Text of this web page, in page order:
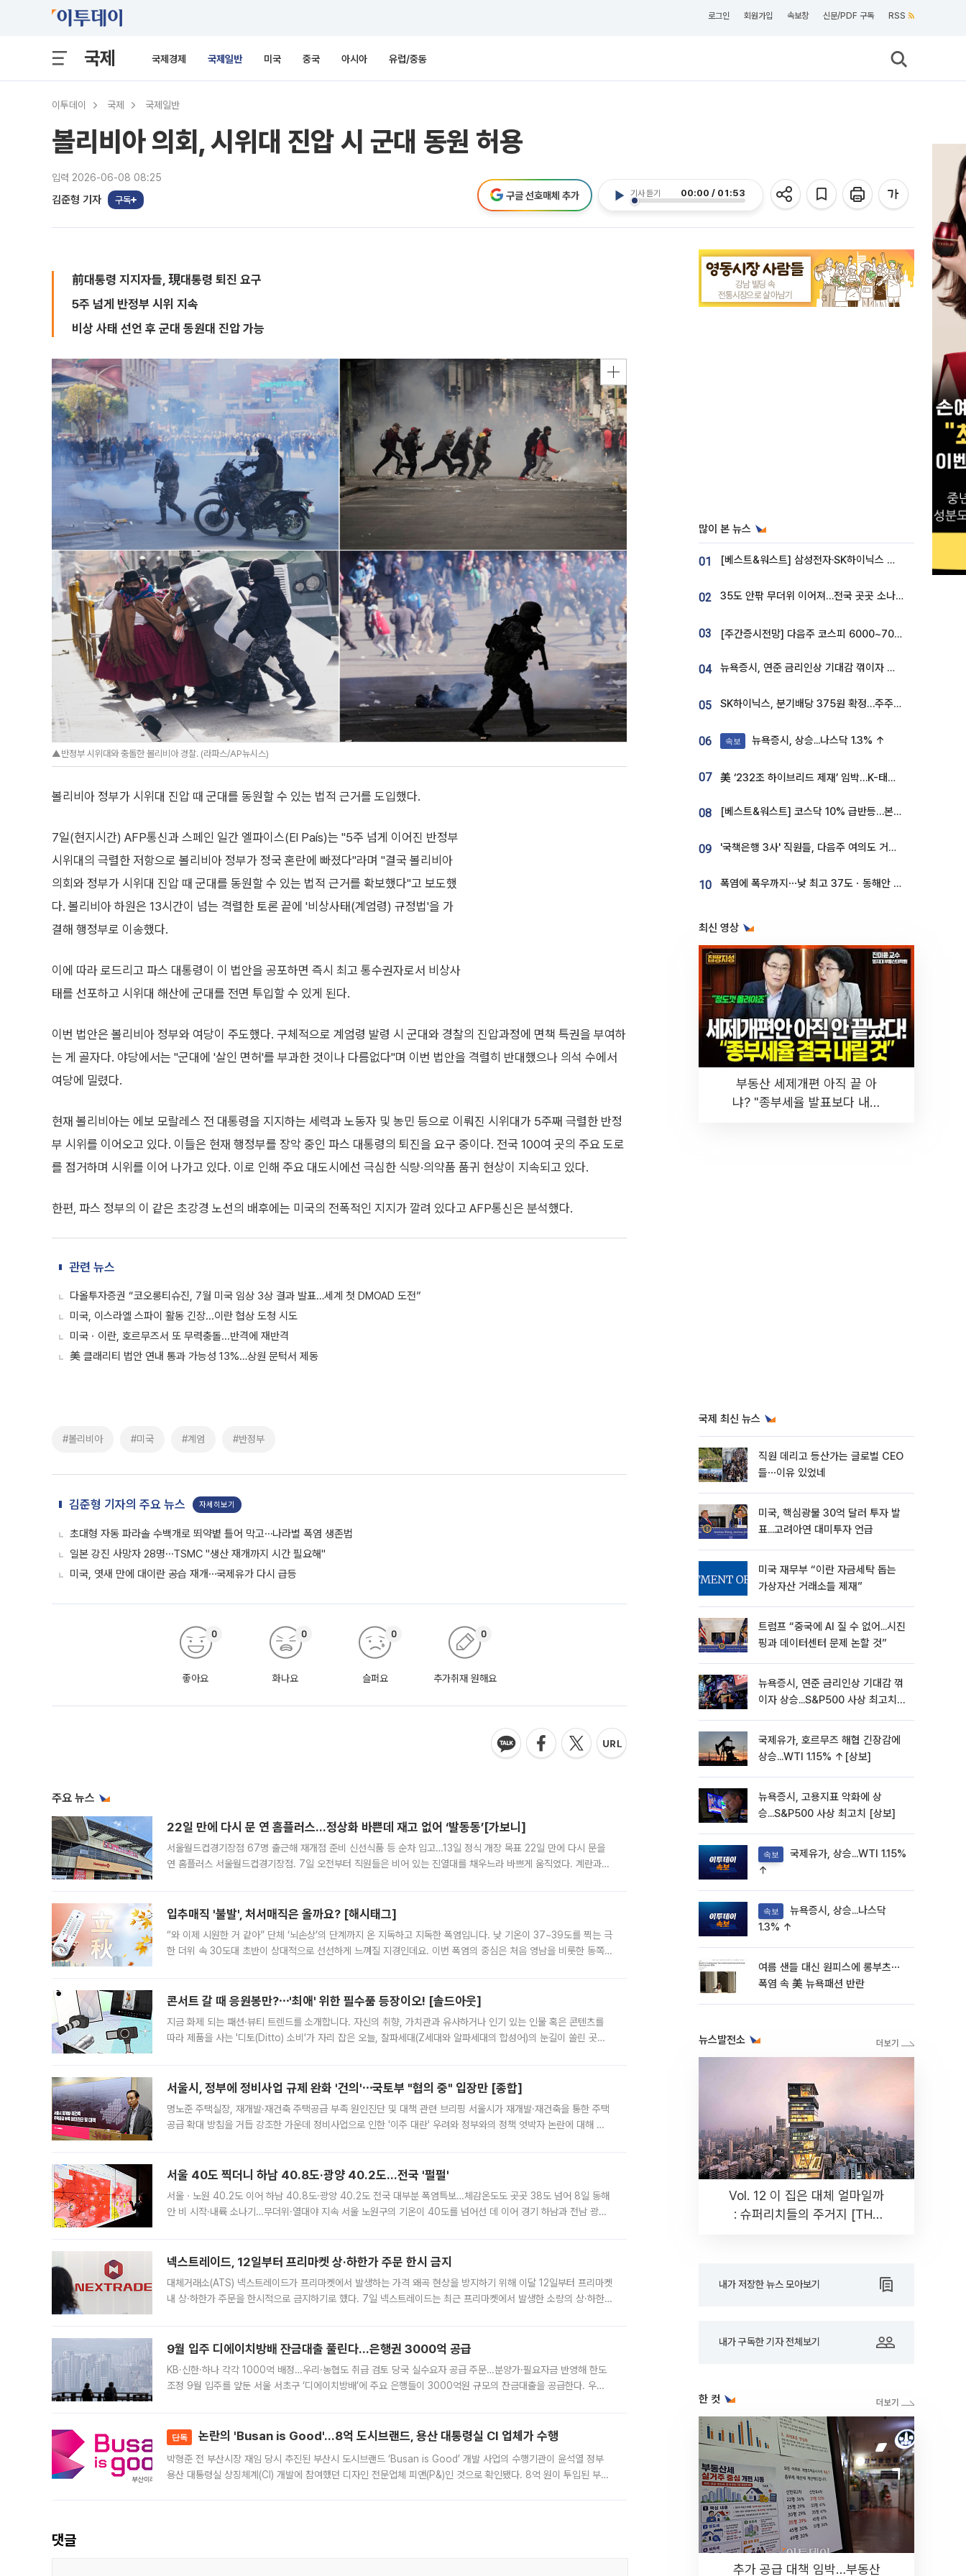
로그인 회원가입 속보창 신문/PDF 구독 RSS
국제 국제경제 국제일반 미국 중국 아시아 유럽/중동
이투데이 국제 국제일반
볼리비아 의회, 시위대 진압 시 군대 동원 허용
입력 2026-06-08 08:25
김준형 기자 구독
기사 듣기 00:00 / 01:53
구글 선호매체 추가
前대통령 지지자들, 現대통령 퇴진 요구
5주 넘게 반정부 시위 지속
비상 사태 선언 후 군대 동원대 진압 가능
▲반정부 시위대와 충돌한 볼리비아 경찰. (라파스/AP뉴시스)
볼리비아 정부가 시위대 진압 때 군대를 동원할 수 있는 법적 근거를 도입했다.
7일(현지시간) AFP통신과 스페인 일간 엘파이스(El País)는 "5주 넘게 이어진 반정부
시위대의 극렬한 저항으로 볼리비아 정부가 정국 혼란에 빠졌다"라며 "결국 볼리비아
의회와 정부가 시위대 진압 때 군대를 동원할 수 있는 법적 근거를 확보했다"고 보도했
다. 볼리비아 하원은 13시간이 넘는 격렬한 토론 끝에 '비상사태(계엄령) 규정법'을 가
결해 행정부로 이송했다.
이에 따라 로드리고 파스 대통령이 이 법안을 공포하면 즉시 최고 통수권자로서 비상사
태를 선포하고 시위대 해산에 군대를 전면 투입할 수 있게 된다.
이번 법안은 볼리비아 정부와 여당이 주도했다. 구체적으로 계엄령 발령 시 군대와 경찰의 진압과정에 면책 특권을 부여하
는 게 골자다. 야당에서는 "군대에 '살인 면허'를 부과한 것이나 다름없다"며 이번 법안을 격렬히 반대했으나 의석 수에서
여당에 밀렸다.
현재 볼리비아는 에보 모랄레스 전 대통령을 지지하는 세력과 노동자 및 농민 등으로 이뤄진 시위대가 5주째 극렬한 반정
부 시위를 이어오고 있다. 이들은 현재 행정부를 장악 중인 파스 대통령의 퇴진을 요구 중이다. 전국 100여 곳의 주요 도로
를 점거하며 시위를 이어 나가고 있다. 이로 인해 주요 대도시에선 극심한 식량·의약품 품귀 현상이 지속되고 있다.
한편, 파스 정부의 이 같은 초강경 노선의 배후에는 미국의 전폭적인 지지가 깔려 있다고 AFP통신은 분석했다.
관련 뉴스
다올투자증권 “코오롱티슈진, 7월 미국 임상 3상 결과 발표…세계 첫 DMOAD 도전”
미국, 이스라엘 스파이 활동 긴장...이란 협상 도청 시도
미국ㆍ이란, 호르무즈서 또 무력충돌...반격에 재반격
美 클래리티 법안 연내 통과 가능성 13%…상원 문턱서 제동
#볼리비아 #미국 #계엄 #반정부
김준형 기자의 주요 뉴스 자세히보기
초대형 자동 파라솔 수백개로 뙤약볕 틀어 막고⋯나라별 폭염 생존법
일본 강진 사망자 28명⋯TSMC "생산 재개까지 시간 필요해"
미국, 엿새 만에 대이란 공습 재개⋯국제유가 다시 급등
좋아요
0
화나요
0
슬퍼요
0
추가취재 원해요
0
주요 뉴스
22일 만에 다시 문 연 홈플러스…정상화 바쁜데 재고 없어 ‘발동동’[가보니]
서울월드컵경기장점 67명 출근해 재개점 준비 신선식품 등 순차 입고…13일 정식 개장 목표 22일 만에 다시 문을
연 홈플러스 서울월드컵경기장점. 7일 오전부터 직원들은 비어 있는 진열대를 채우느라 바쁘게 움직였다. 계란과
입추매직 '불발', 처서매직은 올까요? [해시태그]
“와 이제 시원한 거 같아” 단체 ‘뇌손상’의 단계까지 온 지독하고 지독한 폭염입니다. 낮 기온이 37~39도를 찍는 극
한 더위 속 30도대 초반이 상대적으로 선선하게 느껴질 지경인데요. 이번 폭염의 중심은 처음 영남을 비롯한 동쪽
콘서트 갈 때 응원봉만?⋯'최애' 위한 필수품 등장이오! [솔드아웃]
지금 화제 되는 패션·뷰티 트렌드를 소개합니다. 자신의 취향, 가치관과 유사하거나 인기 있는 인물 혹은 콘텐츠를
따라 제품을 사는 '디토(Ditto) 소비'가 자리 잡은 오늘, 잘파세대(Z세대와 알파세대의 합성어)의 눈길이 쏠린 곳은
서울시, 정부에 정비사업 규제 완화 '건의'⋯국토부 "협의 중" 입장만 [종합]
명노준 주택실장, 재개발·재건축 주택공급 부족 원인진단 및 대책 관련 브리핑 서울시가 재개발·재건축을 통한 주택
공급 확대 방침을 거듭 강조한 가운데 정비사업으로 인한 '이주 대란' 우려와 정부와의 정책 엇박자 논란에 대해 정
서울 40도 찍더니 하남 40.8도·광양 40.2도…전국 '펄펄'
서울ㆍ노원 40.2도 이어 하남 40.8도·광양 40.2도 전국 대부분 폭염특보…체감온도도 곳곳 38도 넘어 8일 동해
안 비 시작·내륙 소나기…무더위·열대야 지속 서울 노원구의 기온이 40도를 넘어선 데 이어 경기 하남과 전남 광양
넥스트레이드, 12일부터 프리마켓 상·하한가 주문 한시 금지
대체거래소(ATS) 넥스트레이드가 프리마켓에서 발생하는 가격 왜곡 현상을 방지하기 위해 이달 12일부터 프리마켓
내 상·하한가 주문을 한시적으로 금지하기로 했다. 7일 넥스트레이드는 최근 프리마켓에서 발생한 소량의 상·하한
9월 입주 디에이치방배 잔금대출 풀린다…은행권 3000억 공급
KB·신한·하나 각각 1000억 배정…우리·농협도 취급 검토 당국 실수요자 공급 주문…분양가·필요자금 반영해 한도
조정 9월 입주를 앞둔 서울 서초구 ‘디에이치방배’에 주요 은행들이 3000억원 규모의 잔금대출을 공급한다. 우리
단독 논란의 'Busan is Good'…8억 도시브랜드, 용산 대통령실 CI 업체가 수행
박형준 전 부산시장 재임 당시 추진된 부산시 도시브랜드 ‘Busan is Good’ 개발 사업의 수행기관이 윤석열 정부
용산 대통령실 상징체계(CI) 개발에 참여했던 디자인 전문업체 피앤(P&)인 것으로 확인됐다. 8억 원이 투입된 부산
댓글
많이 본 뉴스
01 [베스트&워스트] 삼성전자·SK하이닉스 밀린 한 주…상상인증권은 85% 급등
02 35도 안팎 무더위 이어져…전국 곳곳 소나기 [오늘 날씨]
03 [주간증시전망] 다음주 코스피 6000~7000⋯“外人 수급은 정책이 변수”
04 뉴욕증시, 연준 금리인상 기대감 꺾이자 상승...S&P500 사상 최고치 [종합]
05 SK하이닉스, 분기배당 375원 확정…주주환원책 9월로 앞당겨 발표
06 속보 뉴욕증시, 상승...나스닥 1.3% ↑
07 美 ‘232조 하이브리드 제재’ 임박…K-태양광, 불확실성 털고 날개 다나
08 [베스트&워스트] 코스닥 10% 급반등…본느, 최대주주 변경 기대에 270% 폭등
09 '국책은행 3사' 직원들, 다음주 여의도 거리 나서는 까닭은
10 폭염에 폭우까지⋯낮 최고 37도ㆍ동해안 강한 비 [날씨]
최신 영상
부동산 세제개편 아직 끝 아
냐? "종부세율 발표보다 내릴
국제 최신 뉴스
직원 데리고 등산가는 글로벌 CEO
들⋯이유 있었네
미국, 핵심광물 30억 달러 투자 발
표...고려아연 대미투자 언급
미국 재무부 “이란 자금세탁 돕는
가상자산 거래소들 제재”
트럼프 “중국에 AI 질 수 없어...시진
핑과 데이터센터 문제 논할 것”
뉴욕증시, 연준 금리인상 기대감 꺾
이자 상승...S&P500 사상 최고치
국제유가, 호르무즈 해협 긴장감에
상승...WTI 1.15% ↑[상보]
뉴욕증시, 고용지표 악화에 상
승...S&P500 사상 최고치 [상보]
속보
↑
속보
1.3% ↑
여름 샌들 대신 원피스에 롱부츠⋯
폭염 속 美 뉴욕패션 반란
뉴스발전소
Vol. 12 이 집은 대체 얼마일까
: 슈퍼리치들의 주거지 [THE
내가 저장한 뉴스 모아보기
내가 구독한 기자 전체보기
한 컷
추가 공급 대책 임박…부동산